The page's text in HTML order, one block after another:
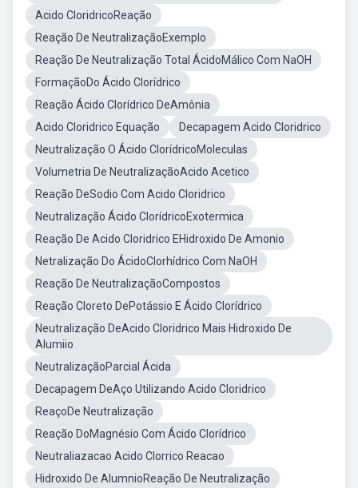
Acido CloridricoReação
Reação De NeutralizaçãoExemplo
Reação De Neutralização Total ÁcidoMálico Com NaOH
FormaçãoDo Ácido Clorídrico
Reação Ácido Clorídrico DeAmônia
Acido Cloridrico Equação
Decapagem Acido Cloridrico
Neutralização O Ácido ClorídricoMoleculas
Volumetria De NeutralizaçãoAcido Acetico
Reação DeSodio Com Acido Cloridrico
Neutralização Ácido ClorídricoExotermica
Reação De Acido Cloridrico EHidroxido De Amonio
Netralização Do ÁcidoClorhídrico Com NaOH
Reação De NeutralizaçãoCompostos
Reação Cloreto DePotássio E Ácido Clorídrico
Neutralização DeAcido Cloridrico Mais Hidroxido De
Alumiio
NeutralizaçãoParcial Ácida
Decapagem DeAço Utilizando Acido Cloridrico
ReaçoDe Neutralização
Reação DoMagnésio Com Ácido Clorídrico
Neutraliazacao Acido Clorrico Reacao
Hidroxido De AlumnioReação De Neutralização